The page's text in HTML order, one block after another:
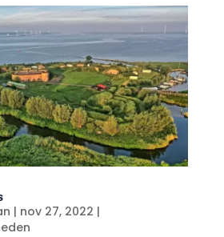
| nov 27, 2022 |